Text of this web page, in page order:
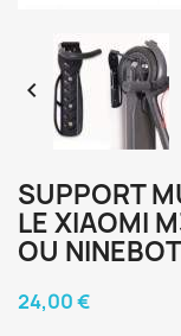

SUPPORT
LE XIAOMI
OU
24,00 €